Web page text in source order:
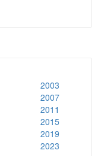
2003
2007
2011
2015
2019
2023